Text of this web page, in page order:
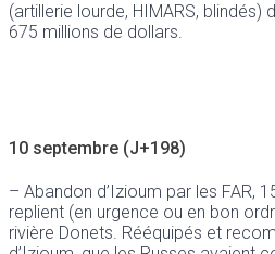
(artillerie lourde, HIMARS, blindés)
675 millions de dollars.
10 septembre (J+198)
– Abandon d’Izioum par les FAR,
replient (en urgence ou en bon
rivière Donets. Rééquipés et